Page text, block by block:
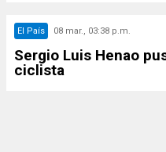
El País 08 mar., 03:38 p.m.
Sergio Luis Henao
ciclista